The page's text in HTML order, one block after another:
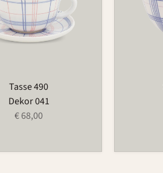
Tasse 490
Dekor 041
€ 68,00